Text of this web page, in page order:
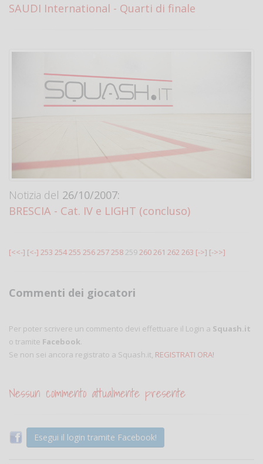
SAUDI International - Quarti di finale
Notizia del 26/10/2007:
BRESCIA - Cat. IV e LIGHT (concluso)
[<<-] [<-] 253 254255 256257258 259260261 262 263 [->] [->>]
Commenti dei giocatori
Per poter scrivere un commento devi effettuare il Login a Squash.it
o tramite Facebook.
Se non sei ancora registrato a Squash.it, REGISTRATI ORA!
Nessun commento attualmente presente
Esegui il login tramite Facebook!